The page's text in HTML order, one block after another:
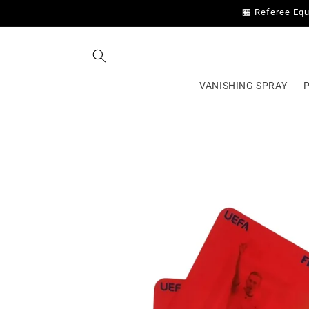
🏪 Referee
VANISHING SPRAY